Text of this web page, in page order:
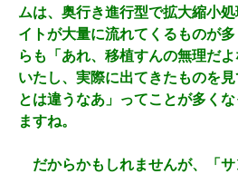
ムは、奥行き進行型で拡大縮小
イトが大量に流れてくるものが
らも「あれ、移植すんの無理だ
いたし、実際に出てきたものを
とは違うなあ」ってことが多く
ますね。
だからかもしれませんが、「